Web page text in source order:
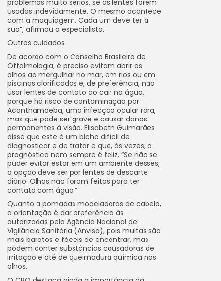
problemas muito sérios, se as lentes forem
usadas indevidamente. O mesmo acontece
com a maquiagem. Cada um deve ter a
sua”, afirmou a especialista.
Outros cuidados
De acordo com o Conselho Brasileiro de
Oftalmologia, é preciso evitam abrir os
olhos ao mergulhar no mar, em rios ou em
piscinas clorificadas e, de preferência, não
usar lentes de contato ao cair na água,
porque há risco de contaminação por
Acanthamoeba, uma infecção ocular rara,
mas que pode ser grave e causar danos
permanentes à visão. Elisabeth Guimarães
disse que este é um bicho difícil de
diagnosticar e de tratar e que, às vezes, o
prognóstico nem sempre é feliz. “Se não se
puder evitar estar em um ambiente desses,
a opção deve ser por lentes de descarte
diário. Olhos não foram feitos para ter
contato com água.”
Quanto a pomadas modeladoras de cabelo,
a orientação é dar preferência às
autorizadas pela Agência Nacional de
Vigilância Sanitária (Anvisa), pois muitas são
mais baratos e fáceis de encontrar, mas
podem conter substâncias causadoras de
irritação e até de queimadura química nos
olhos.